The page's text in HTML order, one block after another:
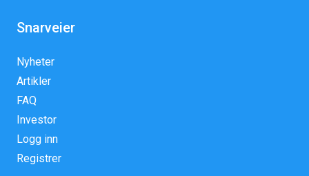
Snarveier
Nyheter
Artikler
FAQ
Investor
Logg inn
Registrer